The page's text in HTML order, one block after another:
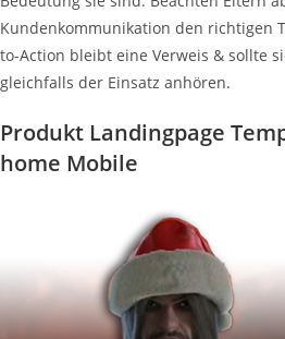
Kundenkommunikation den richtigen
to-Action bleibt eine Verweis & sollte
gleichfalls der Einsatz anhören.
Produkt Landingpage
home Mobile